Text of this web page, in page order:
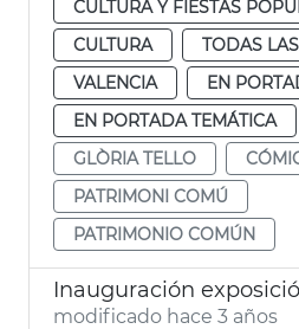
CULTURA Y FIESTAS
CULTURA
TODAS
VALENCIA
EN
EN PORTADA TEMÁTICA
GLÒRIA TELLO
PATRIMONI COMÚ
PATRIMONIO COMÚN
modificado hace 3 años